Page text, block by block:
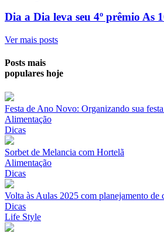
Dia a Dia leva seu 4º prêmio As
Ver mais posts
Posts mais
populares hoje
Festa de Ano Novo: Organizando sua
Alimentação
Dicas
Sorbet de Melancia com Hortelã
Alimentação
Dicas
Volta às Aulas 2025 com planejamento de
Dicas
Life Style